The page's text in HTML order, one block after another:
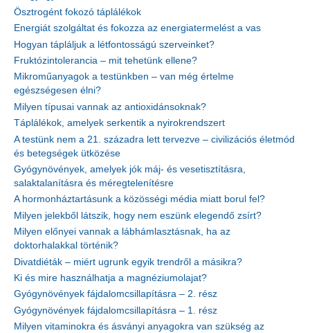
Ösztrogént fokozó táplálékok
Energiát szolgáltat és fokozza az energiatermelést a vas
Hogyan tápláljuk a létfontosságú szerveinket?
Fruktózintolerancia – mit tehetünk ellene?
Mikroműanyagok a testünkben – van még értelme
egészségesen élni?
Milyen típusai vannak az antioxidánsoknak?
Táplálékok, amelyek serkentik a nyirokrendszert
A testünk nem a 21. századra lett tervezve – civilizációs életmód
és betegségek ütközése
Gyógynövények, amelyek jók máj- és vesetisztításra,
salaktalanításra és méregtelenítésre
A hormonháztartásunk a közösségi média miatt borul fel?
Milyen jelekből látszik, hogy nem eszünk elegendő zsírt?
Milyen előnyei vannak a lábhámlasztásnak, ha az
doktorhalakkal történik?
Divatdiéták – miért ugrunk egyik trendről a másikra?
Ki és mire használhatja a magnéziumolajat?
Gyógynövények fájdalomcsillapításra – 2. rész
Gyógynövények fájdalomcsillapításra – 1. rész
Milyen vitaminokra és ásványi anyagokra van szükség az